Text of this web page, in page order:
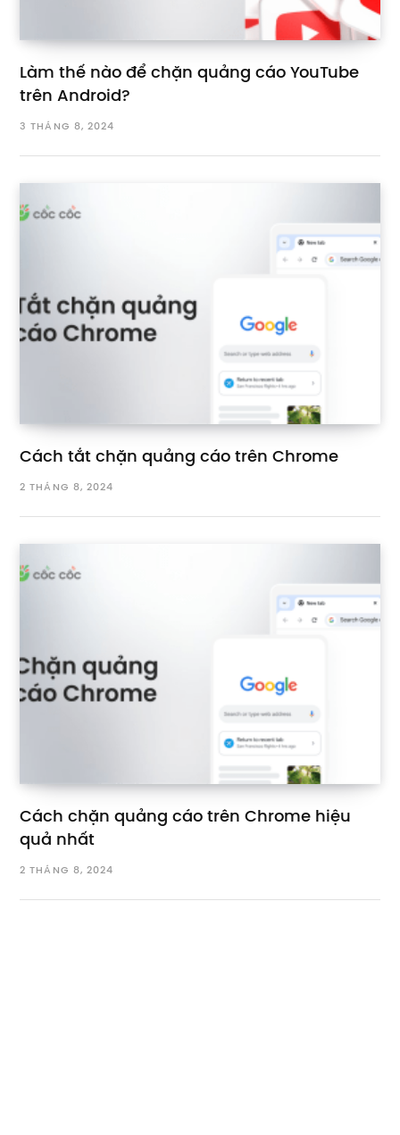
Làm thế nào để chặn quảng cáo YouTube
trên Android?
3 THÁNG 8, 2024
Cách tắt chặn quảng cáo trên Chrome
2 THÁNG 8, 2024
Cách chặn quảng cáo trên Chrome hiệu
quả nhất
2 THÁNG 8, 2024